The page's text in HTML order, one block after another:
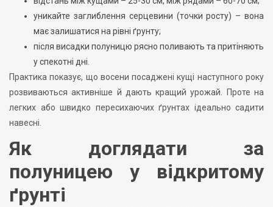
уникайте заглиблення серцевини (точки росту) – вона
має залишатися на рівні ґрунту;
після висадки полуницю рясно поливають та притіняють
у спекотні дні.
Практика показує, що восени посаджені кущі наступного року
розвиваються активніше й дають кращий урожай. Проте на
легких або швидко пересихаючих ґрунтах ідеально садити
навесні.
Як доглядати за
полуницею у відкритому
ґрунті